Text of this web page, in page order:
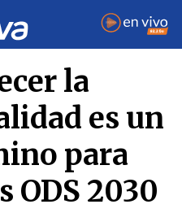
la
es un
para
ODS 2030